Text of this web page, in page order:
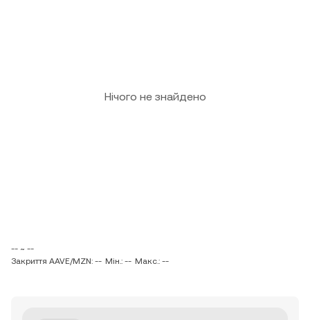
Нічого не знайдено
-- ~ --
Закриття AAVE/MZN: -- Мін.: -- Макс.: --